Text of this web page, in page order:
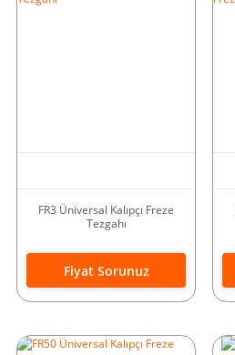
FR3 Üniversal Kalıpçı Freze
Tezgahı
Fiyat Sorunuz